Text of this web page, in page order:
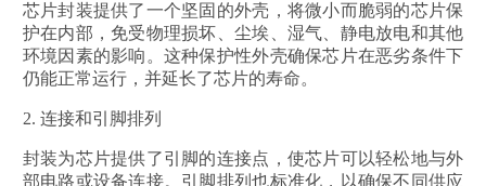
芯片封装提供了一个坚固的外壳，将微小而脆弱的芯片保
护在内部，免受物理损坏、尘埃、湿气、静电放电和其他
环境因素的影响。这种保护性外壳确保芯片在恶劣条件下
仍能正常运行，并延长了芯片的寿命。
2. 连接和引脚排列
封装为芯片提供了引脚的连接点，使芯片可以轻松地与外
部电路或设备连接。引脚排列也标准化，以确保不同供应